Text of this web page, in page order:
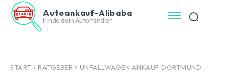
Autoankauf-Alibaba
Finde dein Autohändler
START RATGEBER UNFALLWAGEN ANKAUF DORTMUND